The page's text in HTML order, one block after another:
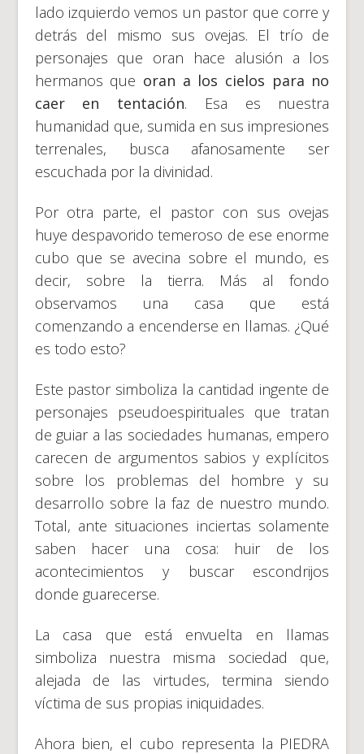
lado izquierdo vemos un pastor que corre y
detrás del mismo sus ovejas. El trío de
personajes que oran hace alusión a los
hermanos que oran a los cielos para no
caer en tentación. Esa es nuestra
humanidad que, sumida en sus impresiones
terrenales, busca afanosamente ser
escuchada por la divinidad.
Por otra parte, el pastor con sus ovejas
huye despavorido temeroso de ese enorme
cubo que se avecina sobre el mundo, es
decir, sobre la tierra. Más al fondo
observamos una casa que está
comenzando a encenderse en llamas. ¿Qué
es todo esto?
Este pastor simboliza la cantidad ingente de
personajes pseudoespirituales que tratan
de guiar a las sociedades humanas, empero
carecen de argumentos sabios y explícitos
sobre los problemas del hombre y su
desarrollo sobre la faz de nuestro mundo.
Total, ante situaciones inciertas solamente
saben hacer una cosa: huir de los
acontecimientos y buscar escondrijos
donde guarecerse.
La casa que está envuelta en llamas
simboliza nuestra misma sociedad que,
alejada de las virtudes, termina siendo
víctima de sus propias iniquidades.
Ahora bien, el cubo representa la PIEDRA